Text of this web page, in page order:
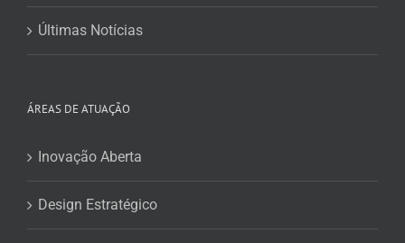
Últimas Notícias
ÁREAS DE ATUAÇÃO
Inovação Aberta
Design Estratégico